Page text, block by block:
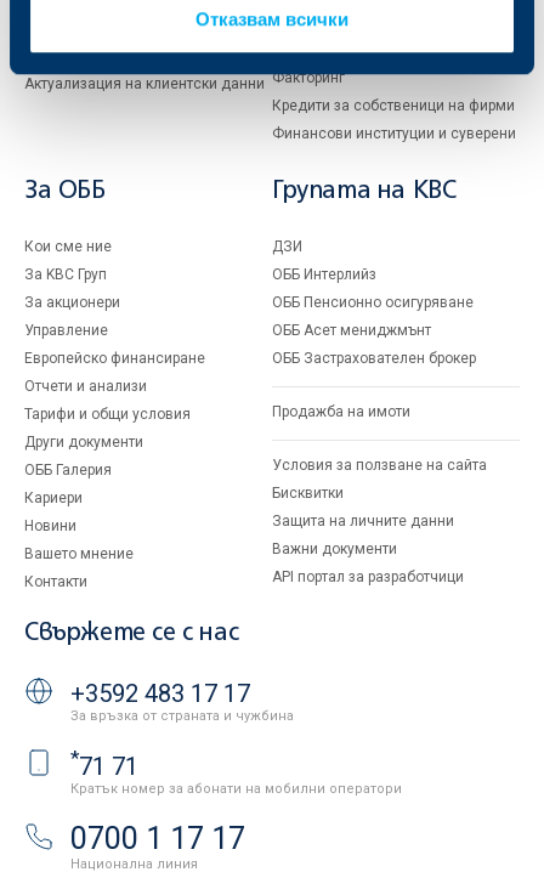
Отказвам всички
Застраховки
Актуализация на клиентски данни
Пазари, инвестиционно банкиране
и попечителски услуги
Факторинг
Кредити за собственици на фирми
Финансови институции и суверени
За ОББ
Кои сме ние
За KBC Груп
За акционери
Управление
Европейско финансиране
Отчети и анализи
Тарифи и общи условия
Други документи
ОББ Галерия
Кариери
Новини
Вашето мнение
Контакти
Групата на KBC
ДЗИ
ОББ Интерлийз
ОББ Пенсионно осигуряване
ОББ Асет мениджмънт
ОББ Застрахователен брокер
Продажба на имоти
Условия за ползване на сайта
Бисквитки
Защита на личните данни
Важни документи
API портал за разработчици
Свържете се с нас
+3592 483 17 17
За връзка от страната и чужбина
*71 71
Кратък номер за абонати на мобилни оператори
0700 1 17 17
Национална линия